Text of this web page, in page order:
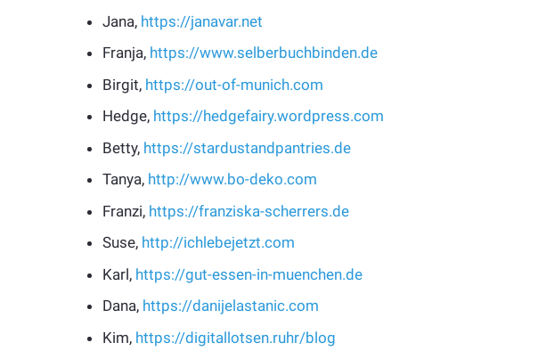
Jana, https://janavar.net
Franja, https://www.selberbuchbinden.de
Birgit, https://out-of-munich.com
Hedge, https://hedgefairy.wordpress.com
Betty, https://stardustandpantries.de
Tanya, http://www.bo-deko.com
Franzi, https://franziska-scherrers.de
Suse, http://ichlebejetzt.com
Karl, https://gut-essen-in-muenchen.de
Dana, https://danijelastanic.com
Kim, https://digitallotsen.ruhr/blog